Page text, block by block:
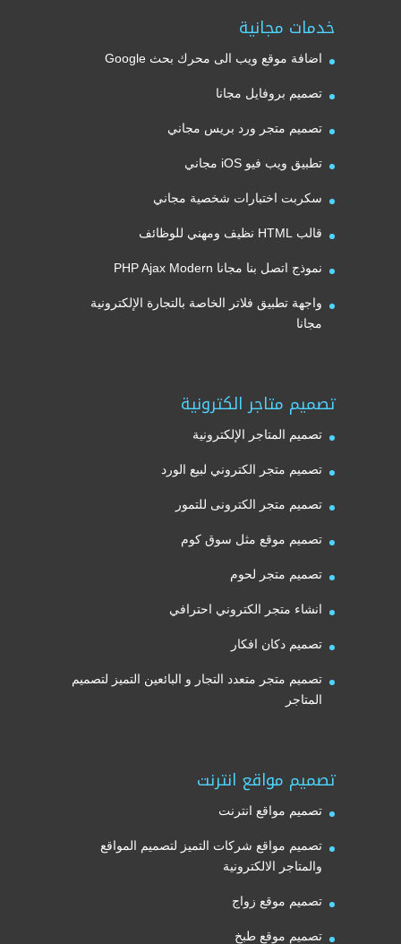
خدمات مجانية
اضافة موقع ويب الى محرك بحث Google
تصميم بروفايل مجانا
تصميم متجر ورد بريس مجاني
تطبيق ويب فيو iOS مجاني
سكربت اختبارات شخصية مجاني
قالب HTML نظيف ومهني للوظائف
نموذج اتصل بنا مجانا PHP Ajax Modern
واجهة تطبيق فلاتر الخاصة بالتجارة الإلكترونية
مجانا
تصميم متاجر الكترونية
تصميم المتاجر الإلكترونية
تصميم متجر الكتروني لبيع الورد
تصميم متجر الكترونى للتمور
تصميم موقع مثل سوق كوم
تصميم متجر لحوم
انشاء متجر الكتروني احترافي
تصميم دكان افكار
تصميم متجر متعدد التجار و البائعين التميز لتصميم
المتاجر
تصميم مواقع انترنت
تصميم مواقع انترنت
تصميم مواقع شركات التميز لتصميم المواقع
والمتاجر الالكترونية
تصميم موقع زواج
تصميم موقع طبخ